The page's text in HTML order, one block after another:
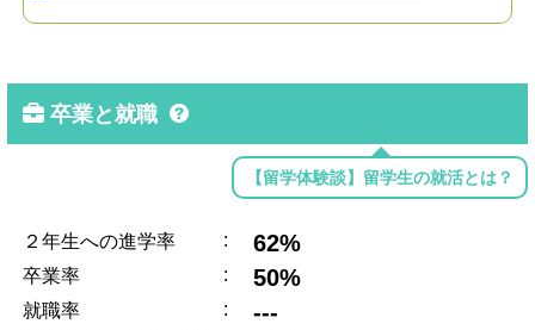
卒業と就職
【留学体験談】留学生の就活とは？
２年生への進学率 : 62%
卒業率 : 50%
就職率 : ---